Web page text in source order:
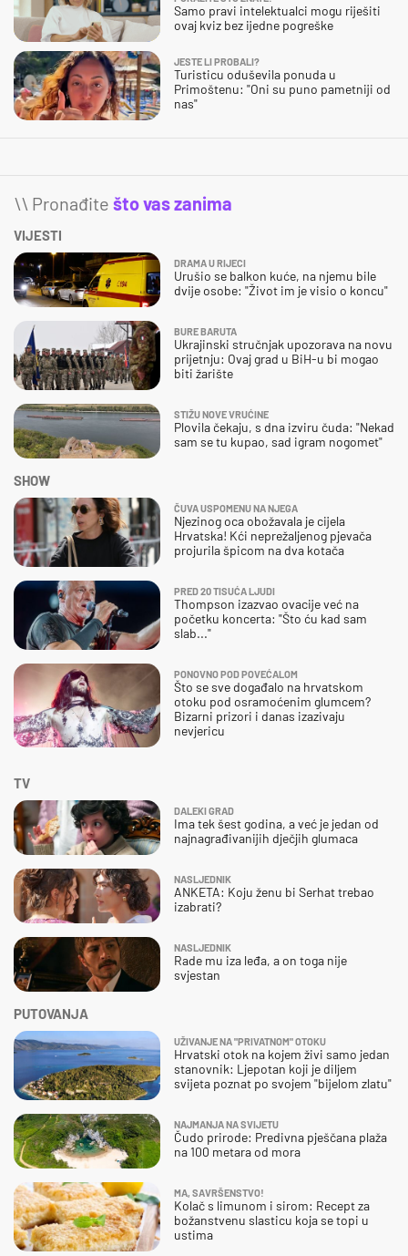
Samo pravi intelektualci mogu riješiti
ovaj kviz bez ijedne pogreške
JESTE LI PROBALI?
Turisticu oduševila ponuda u
Primoštenu: "Oni su puno pametniji od
nas"
\\ Pronađite što vas zanima
VIJESTI
DRAMA U RIJECI
Urušio se balkon kuće, na njemu bile
dvije osobe: "Život im je visio o koncu"
BURE BARUTA
Ukrajinski stručnjak upozorava na novu
prijetnju: Ovaj grad u BiH-u bi mogao
biti žarište
STIŽU NOVE VRUĆINE
Plovila čekaju, s dna izviru čuda: "Nekad
sam se tu kupao, sad igram nogomet"
SHOW
ČUVA USPOMENU NA NJEGA
Njezinog oca obožavala je cijela
Hrvatska! Kći neprežaljenog pjevača
projurila špicom na dva kotača
PRED 20 TISUĆA LJUDI
Thompson izazvao ovacije već na
početku koncerta: "Što ću kad sam
slab..."
PONOVNO POD POVEĆALOM
Što se sve događalo na hrvatskom
otoku pod osramoćenim glumcem?
Bizarni prizori i danas izazivaju
nevjericu
TV
DALEKI GRAD
Ima tek šest godina, a već je jedan od
najnagrađivanijih dječjih glumaca
NASLJEDNIK
ANKETA: Koju ženu bi Serhat trebao
izabrati?
NASLJEDNIK
Rade mu iza leđa, a on toga nije
svjestan
PUTOVANJA
UŽIVANJE NA "PRIVATNOM" OTOKU
Hrvatski otok na kojem živi samo jedan
stanovnik: Ljepotan koji je diljem
svijeta poznat po svojem "bijelom zlatu"
NAJMANJA NA SVIJETU
Čudo prirode: Predivna pješčana plaža
na 100 metara od mora
MA, SAVRŠENSTVO!
Kolač s limunom i sirom: Recept za
božanstvenu slasticu koja se topi u
ustima